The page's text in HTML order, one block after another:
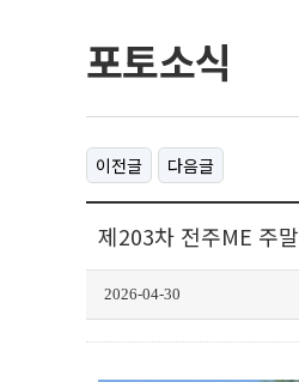
포토소식
이전글 다음글
제203차 전주ME 주말
2026-04-30